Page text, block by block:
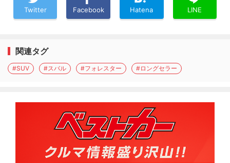
Twitter Facebook Hatena LINE
関連タグ
#SUV #スバル #フォレスター #ロングセラー